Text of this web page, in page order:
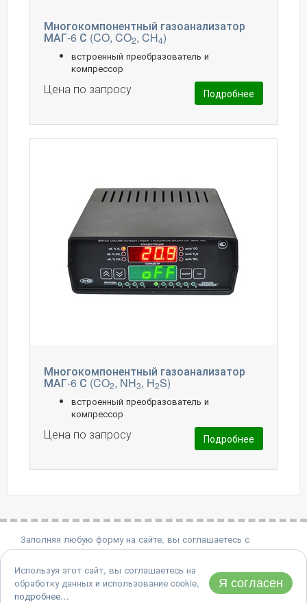
Многокомпонентный газоанализатор
МАГ-6 С (CO, CO2, CH4)
встроенный преобразователь и
компрессор
Цена по запросу Подробнее
Многокомпонентный газоанализатор
МАГ-6 С (CO2, NH3, H2S)
встроенный преобразователь и
компрессор
Цена по запросу Подробнее
Заполняя любую форму на сайте, вы соглашаетесь с
политикой конфиденциальности.
8 (495) 651-06-22
Адрес: 124460, Москва, Зеленоград, проезд 4922, дом 4, стр.
2
Используя этот сайт, вы соглашаетесь на
обработку данных и использование cookie,
подробнее…
Я согласен